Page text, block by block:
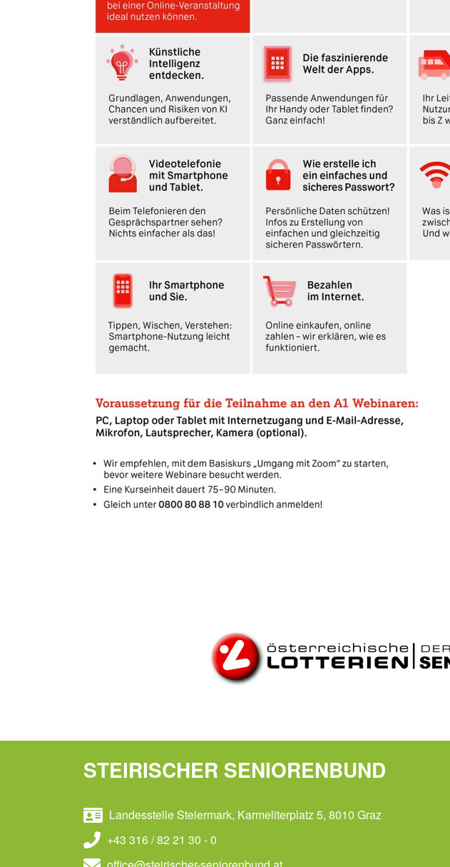
STEIRISCHER SENIORENBUND
Landesstelle Steiermark, Karmeliterplatz 5, 8010 Graz
+43 316 / 82 21 30 - 0